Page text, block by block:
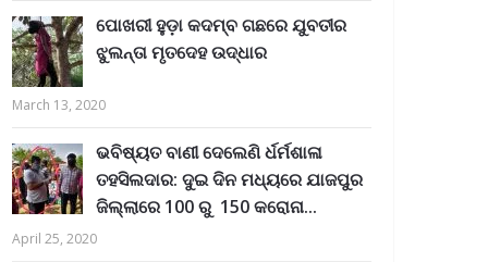
ପୋଖରୀ ହୁଡ଼ା କଦମ୍ବ ଗଛରେ ଯୁବତୀର
ଝୁଲନ୍ତା ମୃତଦେହ ଉଦ୍ଧାର
March 13, 2020
ଭବିଷ୍ୟତ ବାଣୀ ଦେଲେଣି ର୍ଧର୍ମଶାଳା
ତହସିଲଦାର: ଦୁଇ ଦିନ ମଧ୍ୟରେ ଯାଜପୁର
ଜିଲ୍ଲାରେ 100 ରୁ 150 କରୋନା...
April 25, 2020